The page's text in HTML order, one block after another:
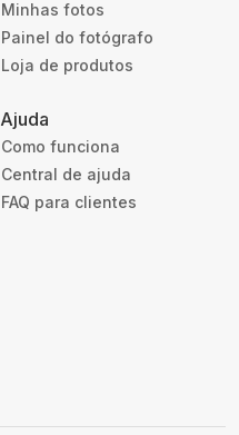
Minhas fotos
Painel do fotógrafo
Loja de produtos
Ajuda
Como funciona
Central de ajuda
FAQ para clientes